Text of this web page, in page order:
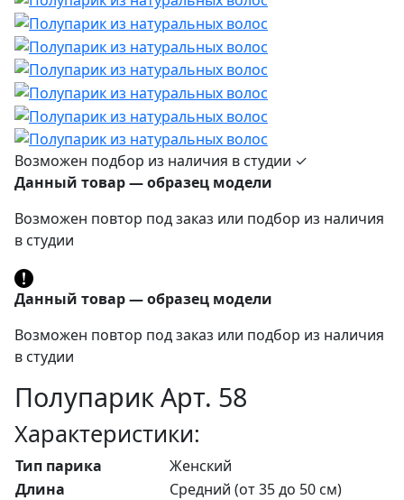
Возможен подбор из наличия в студии ✓
Данный товар — образец модели
Возможен повтор под заказ или подбор из наличия
в студии
Данный товар — образец модели
Возможен повтор под заказ или подбор из наличия
в студии
Полупарик Арт. 58
Характеристики:
Тип парика
Женский
Длина
Средний (от 35 до 50 см)